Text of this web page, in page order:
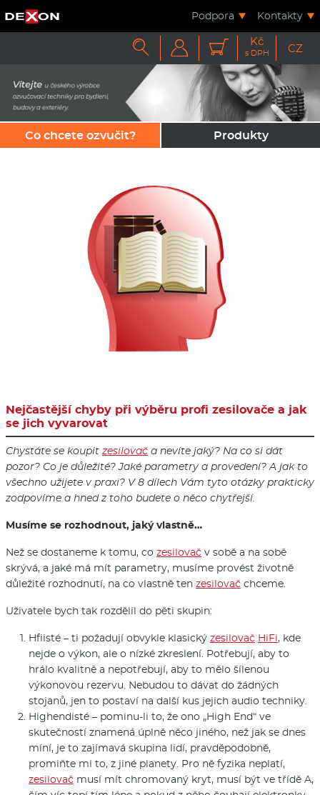
Podpora Kontakty
   Kč
s DPH CZ
Co chcete ozvučit? Produkty
Nejčastější chyby při výběru profi zesilovače a jak
se jich vyvarovat
Chystáte se koupit zesilovač a nevíte jaký? Na co si dát
pozor? Co je důležité? Jaké parametry a provedení? A jak to
všechno užijete v praxi? V 8 dílech Vám tyto otázky prakticky
zodpovíme a hned z toho budete o něco chytřejší.
Musíme se rozhodnout, jaký vlastně…
Než se dostaneme k tomu, co zesilovač v sobě a na sobě
skrývá, a jaké má mít parametry, musíme provést životně
důležité rozhodnutí, na co vlastně ten zesilovač chceme.
Uživatele bych tak rozdělil do pěti skupin:
Hfiisté – ti požadují obvykle klasický zesilovač HiFi, kde
nejde o výkon, ale o nízké zkreslení. Potřebují, aby to
hrálo kvalitně a nepotřebují, aby to mělo šílenou
výkonovou rezervu. Nebudou to dávat do žádných
stojanů, jen to postaví na další kus jejich audio techniky.
Highendisté – pominu-li to, že ono „High End“ ve
skutečností znamená úplně něco jiného, než jak se dnes
míní, je to zajímavá skupina lidí, pravděpodobně,
promiňte mi to, z jiné planety. Pro ně fyzika neplatí,
zesilovač musí mít chromovaný kryt, musí být ve třídě A,